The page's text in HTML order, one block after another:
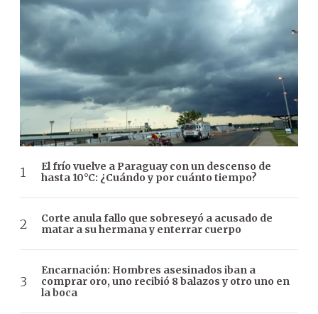
El frío vuelve a Paraguay con un descenso de
hasta 10°C: ¿Cuándo y por cuánto tiempo?
Corte anula fallo que sobreseyó a acusado de
matar a su hermana y enterrar cuerpo
Encarnación: Hombres asesinados iban a
comprar oro, uno recibió 8 balazos y otro uno en
la boca